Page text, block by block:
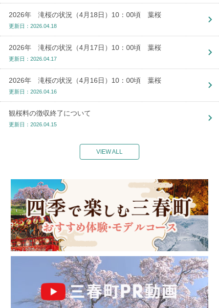
2026年 滝桜の状況（4月18日）10：00頃 葉桜
更新日：2026.04.18
2026年 滝桜の状況（4月17日）10：00頃 葉桜
更新日：2026.04.17
2026年 滝桜の状況（4月16日）10：00頃 葉桜
更新日：2026.04.16
観桜料の徴収終了について
更新日：2026.04.15
VIEW ALL